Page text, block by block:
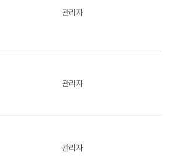
관리자
관리자
관리자